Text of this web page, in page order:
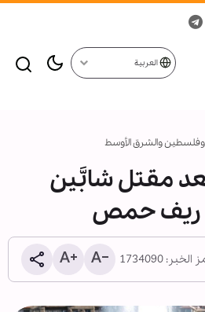
العربية
وفلسطين والشرق الأوسط
مقتل شابَّين
ريف حمص
الخبر: 1734090